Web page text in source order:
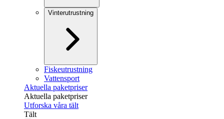
Vinterutrustning
Fiskeutrustning
Vattensport
Aktuella paketpriser
Aktuella paketpriser
Utforska våra tält
Tält